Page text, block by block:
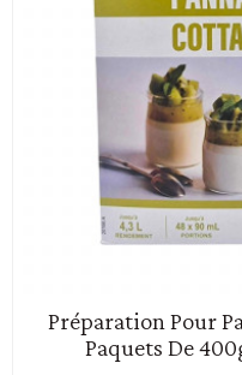
Préparation Pour
Paquets De